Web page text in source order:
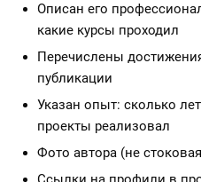
Описан его
какие курсы проходил
Перечислены
публикации
Указан опыт: сколько
проекты реализовал
Фото автора (не